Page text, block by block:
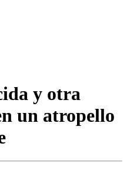
y otra
un atropello